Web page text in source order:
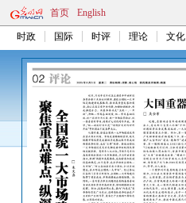
首页 English
时政 国际 时评 理论 文化